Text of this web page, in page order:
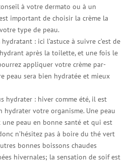
à votre dermato ou à un
important de choisir la crème la
type de peau.
: ici l’astuce à suivre c’est de
après la toilette, et une fois le
appliquer votre crème par-
peau sera bien hydratée et mieux
hydrater : hiver comme été, il est
hydrater votre organisme. Une peau
peau en bonne santé et qui est
n’hésitez pas à boire du thé vert
bonnes boissons chaudes
hivernales; la sensation de soif est